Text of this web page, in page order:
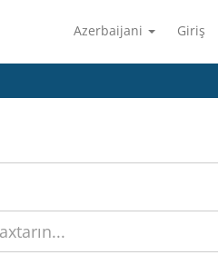
Azerbaijani Giriş